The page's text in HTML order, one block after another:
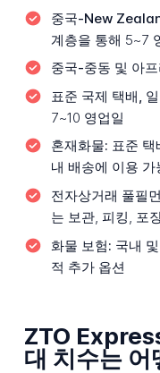
중국-New
계층을 통해 5~7
중국-중동 및 아
표준 국제 택배,
7~10 영업일
혼재화물: 표준 택
내 배송에 이용 가
전자상거래 풀필
는 보관, 피킹, 포
화물 보험: 국내
적 추가 옵션
ZTO
대 치수는 어